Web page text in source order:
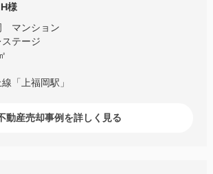
H様
マンション
テージ
「上福岡駅」
動産売却事例を詳しく見る